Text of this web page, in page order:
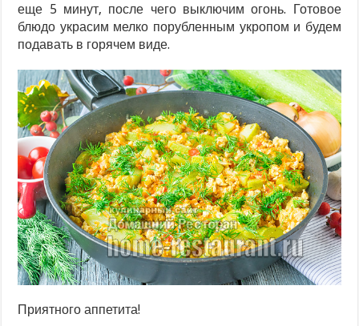
еще 5 минут, после чего выключим огонь. Готовое
блюдо украсим мелко порубленным укропом и будем
подавать в горячем виде.
Приятного аппетита!